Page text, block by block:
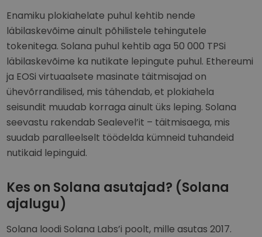
Enamiku plokiahelate puhul kehtib nende
läbilaskevõime ainult põhilistele tehingutele
tokenitega. Solana puhul kehtib aga 50 000 TPSi
läbilaskevõime ka nutikate lepingute puhul. Ethereumi
ja EOSi virtuaalsete masinate täitmisajad on
ühevõrrandilised, mis tähendab, et plokiahela
seisundit muudab korraga ainult üks leping. Solana
seevastu rakendab Sealevel’it – täitmisaega, mis
suudab paralleelselt töödelda kümneid tuhandeid
nutikaid lepinguid.
Kes on Solana asutajad? (Solana
ajalugu)
Solana loodi Solana Labs’i poolt, mille asutas 2017.